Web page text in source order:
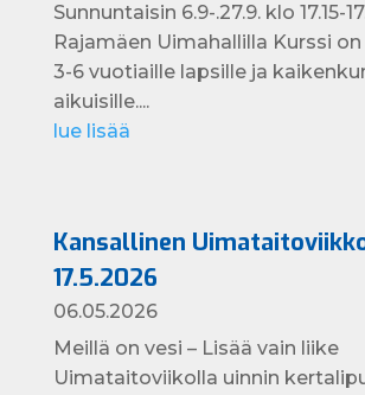
Sunnuntaisin 6.9-.27.9. klo 17.15-
Rajamäen Uimahallilla Kurssi
3-6 vuotiaille lapsille ja
aikuisille....
lue lisää
Kansallinen Uimataitoviikko
17.5.2026
06.05.2026
Meillä on vesi – Lisää vain liike
Uimataitoviikolla uinnin